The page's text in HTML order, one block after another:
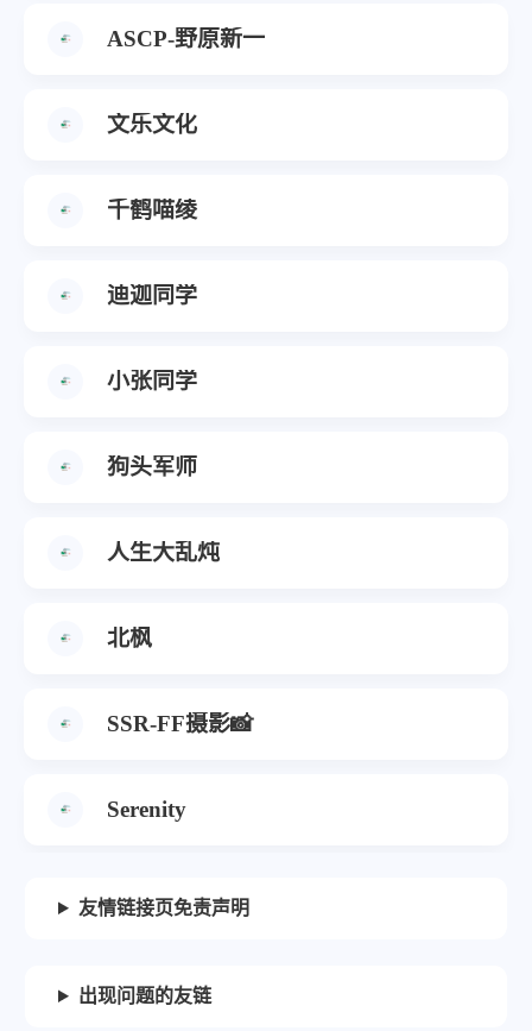
ASCP-野原新一
文乐文化
千鹤喵绫
迪迦同学
小张同学
狗头军师
人生大乱炖
北枫
SSR-FF摄影📸
Serenity
友情链接页免责声明
出现问题的友链